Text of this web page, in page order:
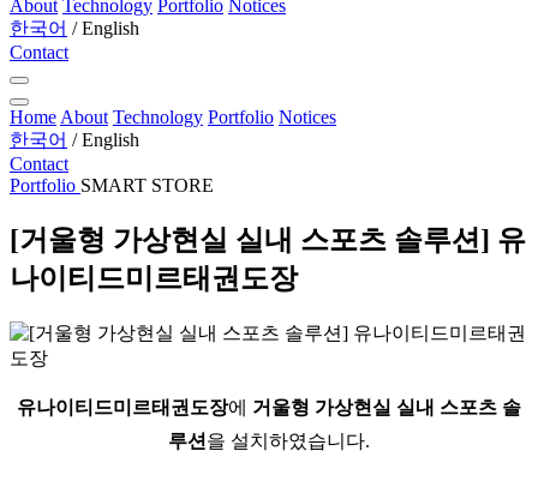
About Technology Portfolio Notices
한국어 / English
Contact
Home About Technology Portfolio Notices
한국어 / English
Contact
Portfolio SMART STORE
[거울형 가상현실 실내 스포츠 솔루션] 유
나이티드미르태권도장
유나이티드미르태권도장에 거울형 가상현실 실내 스포츠 솔
루션 을 설치하였습니다.